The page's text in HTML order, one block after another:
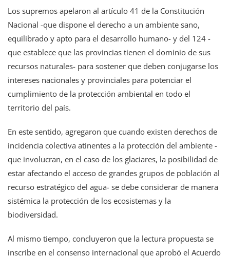
Los supremos apelaron al artículo 41 de la Constitución
Nacional -que dispone el derecho a un ambiente sano,
equilibrado y apto para el desarrollo humano- y del 124 -
que establece que las provincias tienen el dominio de sus
recursos naturales- para sostener que deben conjugarse los
intereses nacionales y provinciales para potenciar el
cumplimiento de la protección ambiental en todo el
territorio del país.
En este sentido, agregaron que cuando existen derechos de
incidencia colectiva atinentes a la protección del ambiente -
que involucran, en el caso de los glaciares, la posibilidad de
estar afectando el acceso de grandes grupos de población al
recurso estratégico del agua- se debe considerar de manera
sistémica la protección de los ecosistemas y la
biodiversidad.
Al mismo tiempo, concluyeron que la lectura propuesta se
inscribe en el consenso internacional que aprobó el Acuerdo